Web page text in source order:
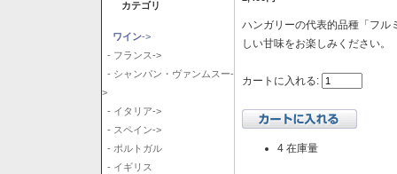
カテゴリ
ワイン->
- フランス->
- シャンパン・ヴァンムスー-
>
- イタリア->
- スペイン->
- ポルトガル
- イギリス
ハンガリーの代表的品種「フル
しい甘味をお楽しみください。
カートに入れる:
4 在庫量